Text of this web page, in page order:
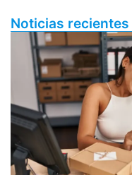
Noticias recientes